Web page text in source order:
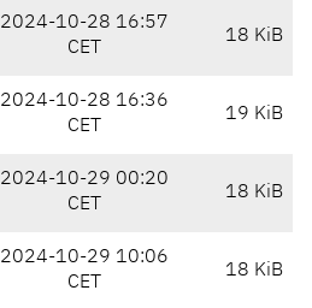
2024-10-28 16:57
CET
18 KiB
2024-10-28 16:36
CET
19 KiB
2024-10-29 00:20
CET
18 KiB
2024-10-29 10:06
CET
18 KiB